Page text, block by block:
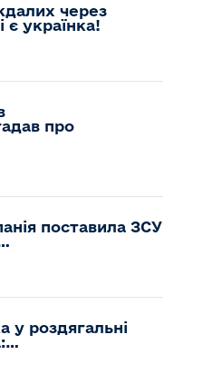
через
є українка!
про
поставила ЗСУ
у роздягальні